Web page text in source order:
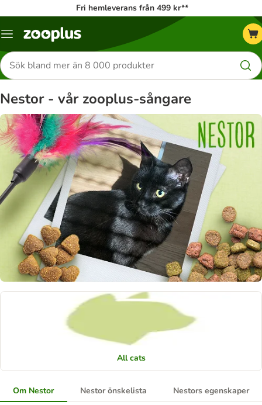
Fri hemleverans från 499 kr**
Katalogmeny
Sök
efter
produkter
Nestor - vår zooplus-sångare
All cats
Om Nestor Nestor önskelista Nestors egenskaper